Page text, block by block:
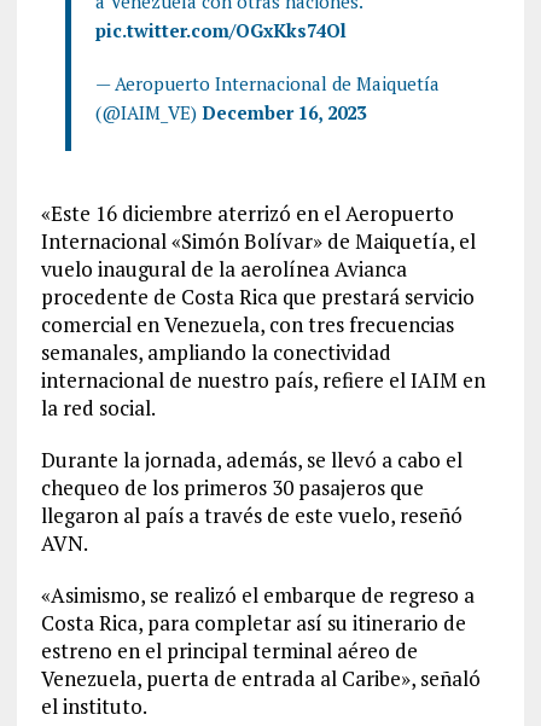
pic.twitter.com/OGxKks74Ol
— Aeropuerto Internacional de Maiquetía
(@IAIM_VE) December 16, 2023
«Este 16 diciembre aterrizó en el Aeropuerto
Internacional «Simón Bolívar» de Maiquetía, el
vuelo inaugural de la aerolínea Avianca
procedente de Costa Rica que prestará servicio
comercial en Venezuela, con tres frecuencias
semanales, ampliando la conectividad
internacional de nuestro país, refiere el IAIM en
la red social.
Durante la jornada, además, se llevó a cabo el
chequeo de los primeros 30 pasajeros que
llegaron al país a través de este vuelo, reseñó
AVN.
«Asimismo, se realizó el embarque de regreso a
Costa Rica, para completar así su itinerario de
estreno en el principal terminal aéreo de
Venezuela, puerta de entrada al Caribe», señaló
el instituto.